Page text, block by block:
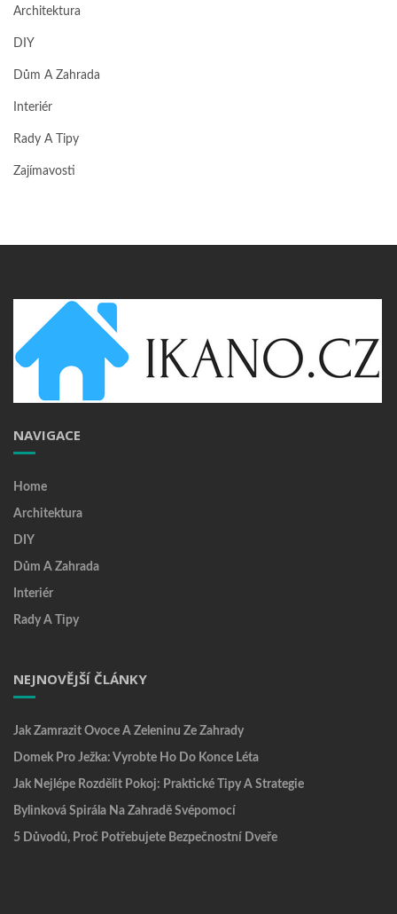
Architektura
DIY
Dům A Zahrada
Interiér
Rady A Tipy
Zajímavosti
NAVIGACE
Home
Architektura
DIY
Dům A Zahrada
Interiér
Rady A Tipy
NEJNOVĚJŠÍ ČLÁNKY
Jak Zamrazit Ovoce A Zeleninu Ze Zahrady
Domek Pro Ježka: Vyrobte Ho Do Konce Léta
Jak Nejlépe Rozdělit Pokoj: Praktické Tipy A Strategie
Bylinková Spirála Na Zahradě Svépomocí
5 Důvodů, Proč Potřebujete Bezpečnostní Dveře